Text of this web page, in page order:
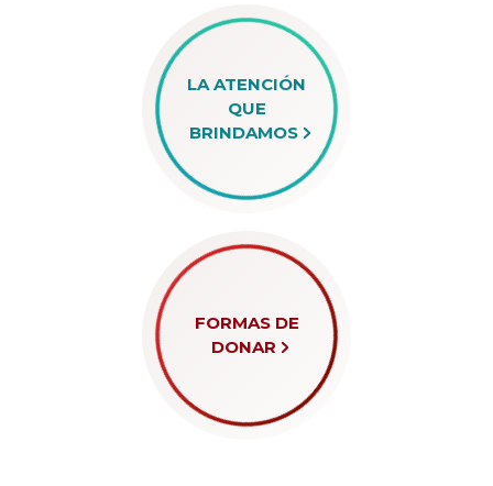
LA ATENCIÓN
QUE
BRINDAMOS
FORMAS DE
DONAR